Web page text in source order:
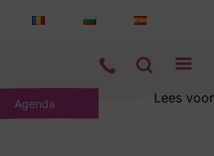
Lees voor
Agenda